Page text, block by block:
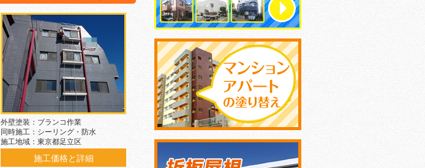
外壁塗装：ブランコ作業
同時施工：シーリング・防水
施工地域：東京都足立区
施工価格と詳細